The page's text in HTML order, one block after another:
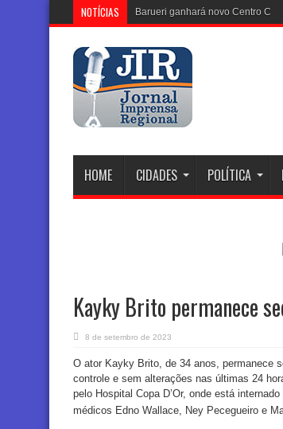
NOTÍCIAS Barueri ganhará novo Centro
HOME CIDADES POLÍTICA
Kayky Brito permanece
8 de setembro de 2023
O ator Kayky Brito, de 34 anos, permanece
controle e sem alterações nas últimas 24
pelo Hospital Copa D’Or, onde está
médicos Edno Wallace, Ney Pecegueiro e